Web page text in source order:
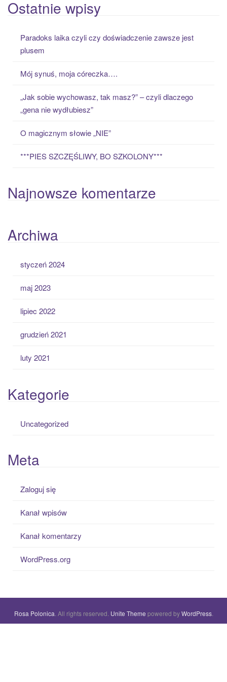
a
r
Ostatnie wpisy
Paradoks laika czyli czy doświadczenie zawsze jest
plusem
Mój synuś, moja córeczka….
„Jak sobie wychowasz, tak masz?” – czyli dlaczego
„gena nie wydłubiesz”
O magicznym słowie „NIE”
***PIES SZCZĘŚLIWY, BO SZKOLONY***
Najnowsze komentarze
Archiwa
styczeń 2024
maj 2023
lipiec 2022
grudzień 2021
luty 2021
Kategorie
Uncategorized
Meta
Zaloguj się
Kanał wpisów
Kanał komentarzy
WordPress.org
Rosa Polonica . All rights reserved. Unite Theme powered byWordPress.